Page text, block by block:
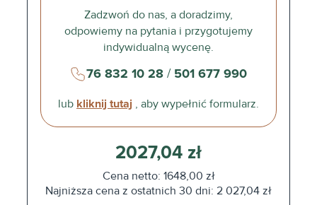
Zadzwoń do nas, a doradzimy,
odpowiemy na pytania i przygotujemy
indywidualną wycenę.
76 832 10 28/ 501 677 990
lub kliknij tutaj , aby wypełnić formularz.
2027,04 zł
Cena netto: 1648,00 zł
Najniższa cena z ostatnich 30 dni: 2 027,04 zł